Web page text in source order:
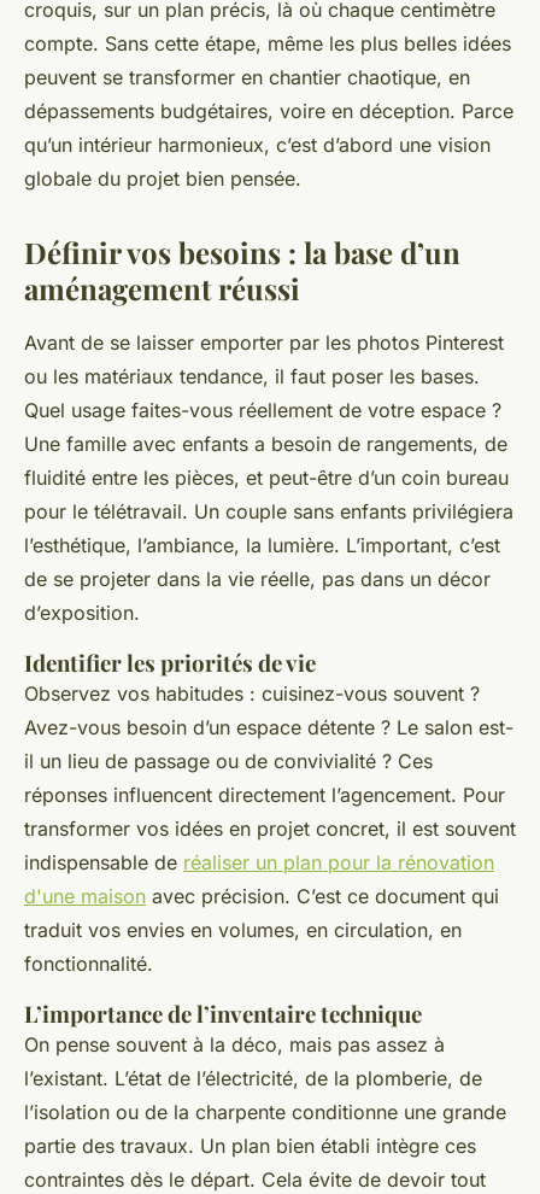
croquis, sur un plan précis, là où chaque centimètre
compte. Sans cette étape, même les plus belles idées
peuvent se transformer en chantier chaotique, en
dépassements budgétaires, voire en déception. Parce
qu’un intérieur harmonieux, c’est d’abord une vision
globale du projet bien pensée.
Définir vos besoins : la base d’un
aménagement réussi
Avant de se laisser emporter par les photos Pinterest
ou les matériaux tendance, il faut poser les bases.
Quel usage faites-vous réellement de votre espace ?
Une famille avec enfants a besoin de rangements, de
fluidité entre les pièces, et peut-être d’un coin bureau
pour le télétravail. Un couple sans enfants privilégiera
l’esthétique, l’ambiance, la lumière. L’important, c’est
de se projeter dans la vie réelle, pas dans un décor
d’exposition.
Identifier les priorités de vie
Observez vos habitudes : cuisinez-vous souvent ?
Avez-vous besoin d’un espace détente ? Le salon est-
il un lieu de passage ou de convivialité ? Ces
réponses influencent directement l’agencement. Pour
transformer vos idées en projet concret, il est souvent
indispensable de réaliser un plan pour la rénovation
d'une maison avec précision. C’est ce document qui
traduit vos envies en volumes, en circulation, en
fonctionnalité.
L’importance de l’inventaire technique
On pense souvent à la déco, mais pas assez à
l’existant. L’état de l’électricité, de la plomberie, de
l’isolation ou de la charpente conditionne une grande
partie des travaux. Un plan bien établi intègre ces
contraintes dès le départ. Cela évite de devoir tout